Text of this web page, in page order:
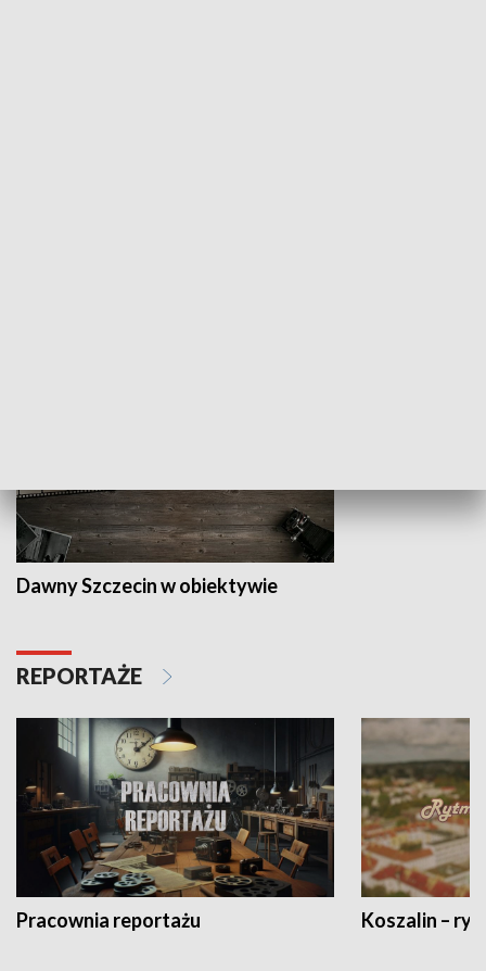
Dawny Szczecin w obiektywie
REPORTAŻE
Pracownia reportażu Koszalin –